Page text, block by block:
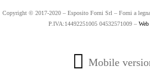
Copyright © 2017-2020 – Esposito Forni Srl – Forni a
P.IVA:14492251005 04532571009 –
Mobile